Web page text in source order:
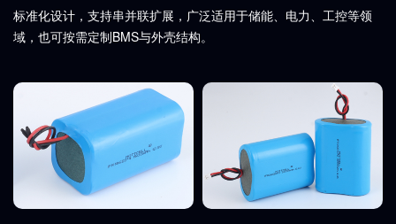
标准化设计，支持串并联扩展，广泛适用于储能、电力、工控等领
域，也可按需定制BMS与外壳结构。